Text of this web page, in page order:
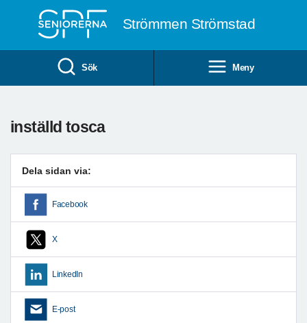
Strömmen Strömstad
Sök Meny
inställd tosca
Dela sidan via:
Facebook
X
LinkedIn
E-post